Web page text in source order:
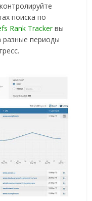
поиска по
Rank Trackerвы
периоды